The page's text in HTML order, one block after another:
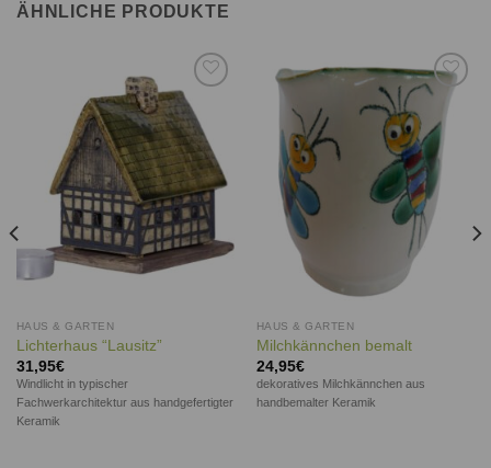
ÄHNLICHE PRODUKTE
Auf die
Wunschliste
HAUS & GARTEN
Lichterhaus “Lausitz”
31,95€
Windlicht in typischer
Fachwerkarchitektur aus handgefertigter
Keramik
Auf die
Wunschliste
HAUS & GARTEN
Milchkännchen bemalt
24,95€
dekoratives Milchkännchen aus
handbemalter Keramik